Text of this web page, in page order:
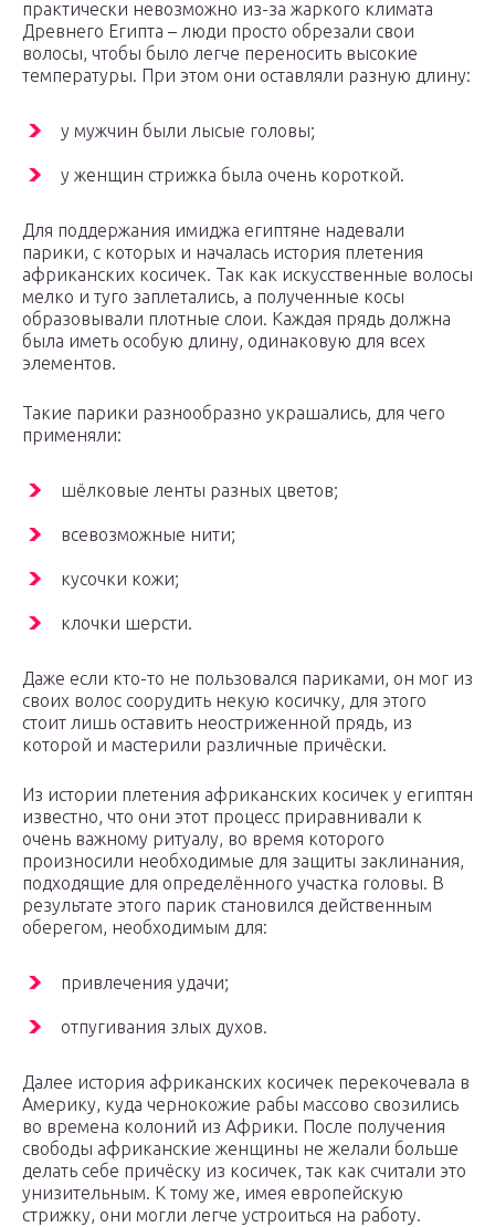
практически невозможно из-за жаркого климата
Древнего Египта – люди просто обрезали свои
волосы, чтобы было легче переносить высокие
температуры. При этом они оставляли разную длину:
у мужчин были лысые головы;
у женщин стрижка была очень короткой.
Для поддержания имиджа египтяне надевали
парики, с которых и началась история плетения
африканских косичек. Так как искусственные волосы
мелко и туго заплетались, а полученные косы
образовывали плотные слои. Каждая прядь должна
была иметь особую длину, одинаковую для всех
элементов.
Такие парики разнообразно украшались, для чего
применяли:
шёлковые ленты разных цветов;
всевозможные нити;
кусочки кожи;
клочки шерсти.
Даже если кто-то не пользовался париками, он мог из
своих волос соорудить некую косичку, для этого
стоит лишь оставить неостриженной прядь, из
которой и мастерили различные причёски.
Из истории плетения африканских косичек у египтян
известно, что они этот процесс приравнивали к
очень важному ритуалу, во время которого
произносили необходимые для защиты заклинания,
подходящие для определённого участка головы. В
результате этого парик становился действенным
оберегом, необходимым для:
привлечения удачи;
отпугивания злых духов.
Далее история африканских косичек перекочевала в
Америку, куда чернокожие рабы массово свозились
во времена колоний из Африки. После получения
свободы африканские женщины не желали больше
делать себе причёску из косичек, так как считали это
унизительным. К тому же, имея европейскую
стрижку, они могли легче устроиться на работу.